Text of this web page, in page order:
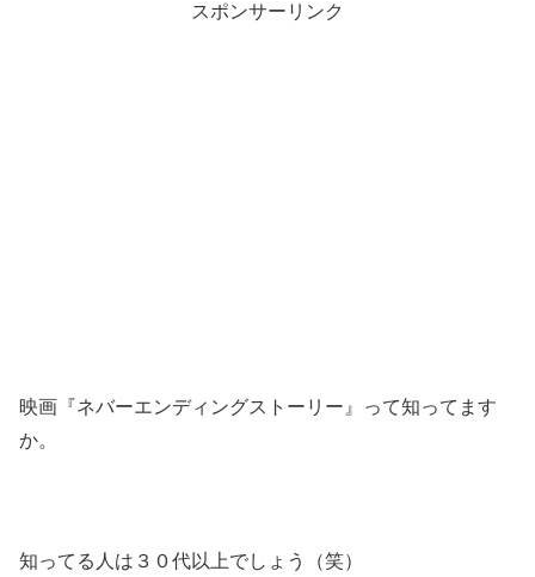
スポンサーリンク
映画『ネバーエンディングストーリー』って知ってます
か。
知ってる人は３０代以上でしょう（笑）